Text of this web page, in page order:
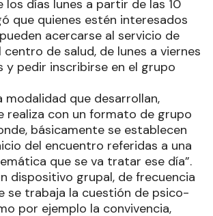
los días lunes a partir de las 10
que quienes estén interesados
acercarse al servicio de
centro de salud, de lunes a viernes
y pedir inscribirse en el grupo
modalidad que desarrollan,
realiza con un formato de grupo
básicamente se establecen
del encuentro referidas a una
que se va tratar ese día”.
dispositivo grupal, de frecuencia
se trabaja la cuestión de psico-
por ejemplo la convivencia,